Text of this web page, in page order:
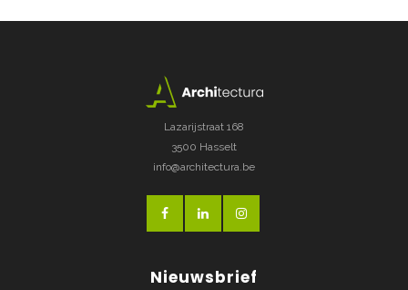
Lazarijstraat 168
3500 Hasselt
info@architectura.be
Nieuwsbrief